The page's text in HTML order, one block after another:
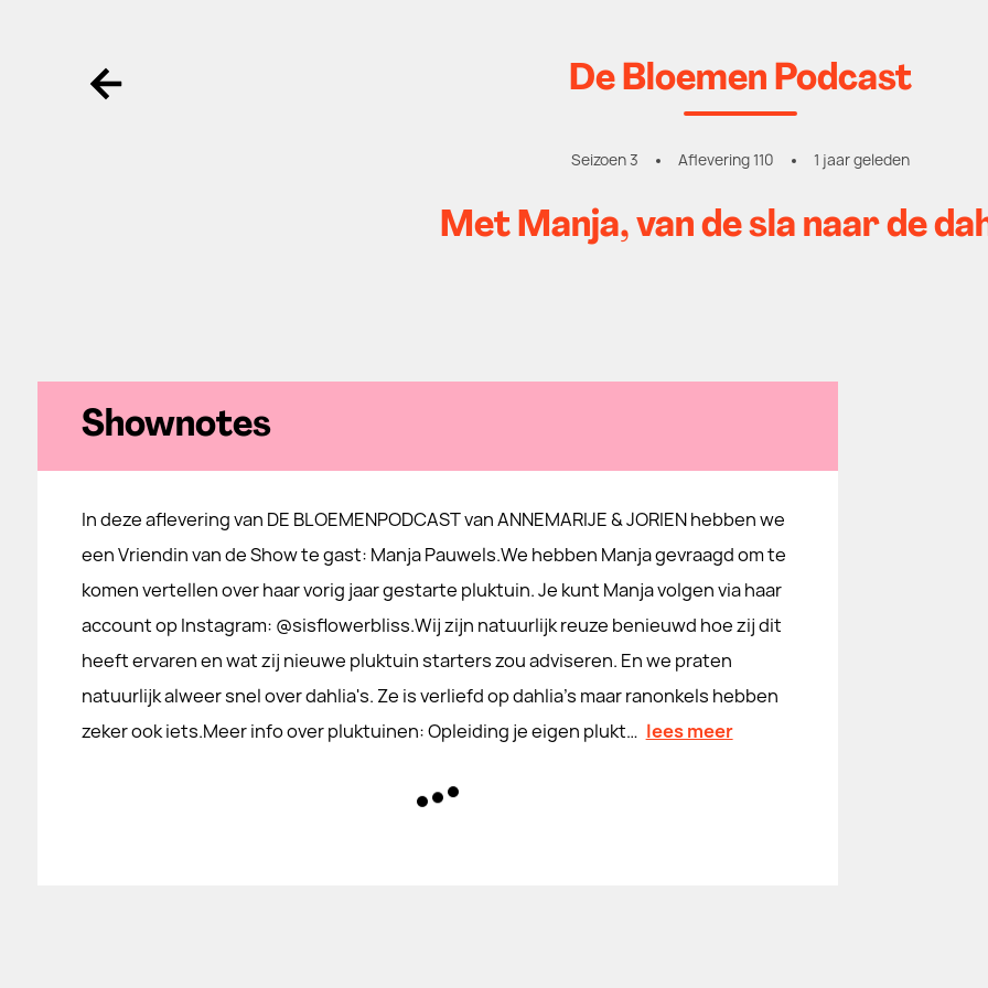
Ga terug
De Bloemen Podcast
Seizoen 3 Aflevering 110 1 jaar geleden
Met Manja, van de sla naar de
Shownotes
In deze aflevering van DE BLOEMENPODCAST van ANNEMARIJE & JORIEN hebben we
een Vriendin van de Show te gast: Manja Pauwels.We hebben Manja gevraagd om te
komen vertellen over haar vorig jaar gestarte pluktuin. Je kunt Manja volgen via haar
account op Instagram: @sisflowerbliss.Wij zijn natuurlijk reuze benieuwd hoe zij dit
heeft ervaren en wat zij nieuwe pluktuin starters zou adviseren. En we praten
natuurlijk alweer snel over dahlia's. Ze is verliefd op dahlia's maar ranonkels hebben
zeker ook iets.Meer info over pluktuinen: Opleiding je eigen plukt… lees meer